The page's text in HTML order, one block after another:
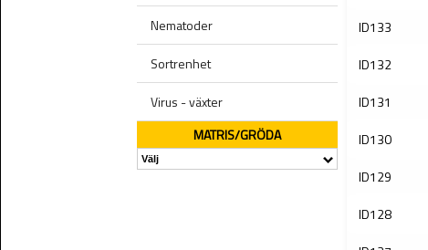
Nematoder
Sortrenhet
Virus - växter
MATRIS/GRÖDA
ID133
ID132
ID131
ID130
ID129
ID128